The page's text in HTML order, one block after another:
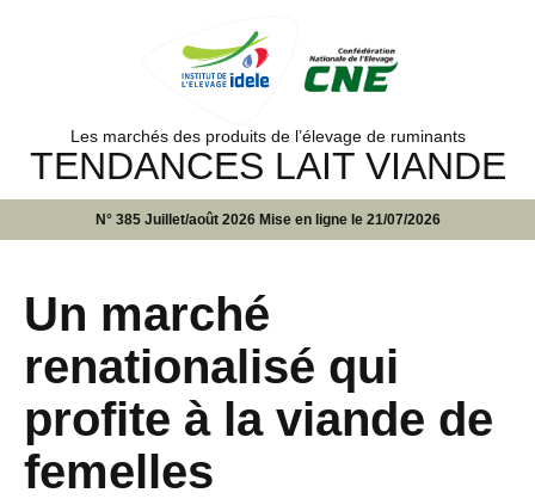
Les marchés des produits de l’élevage de ruminants
TENDANCES LAIT VIANDE
N° 385 Juillet/août 2026 Mise en ligne le 21/07/2026
Un marché
renationalisé qui
profite à la viande de
femelles